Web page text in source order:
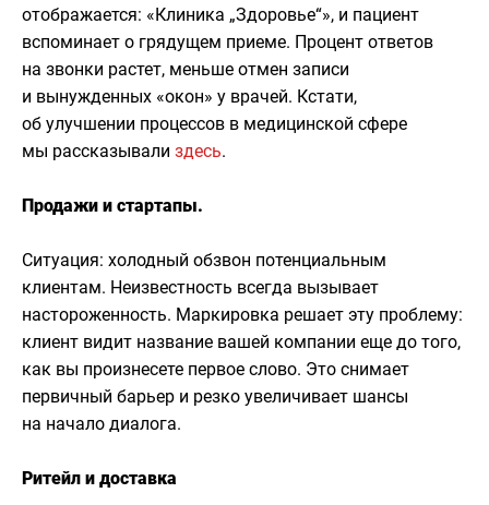
отображается: «Клиника „Здоровье“», и пациент
вспоминает о грядущем приеме. Процент ответов
на звонки растет, меньше отмен записи
и вынужденных «окон» у врачей. Кстати,
об улучшении процессов в медицинской сфере
мы рассказывали здесь.
Продажи и стартапы.
Ситуация: холодный обзвон потенциальным
клиентам. Неизвестность всегда вызывает
настороженность. Маркировка решает эту проблему:
клиент видит название вашей компании еще до того,
как вы произнесете первое слово. Это снимает
первичный барьер и резко увеличивает шансы
на начало диалога.
Ритейл и доставка